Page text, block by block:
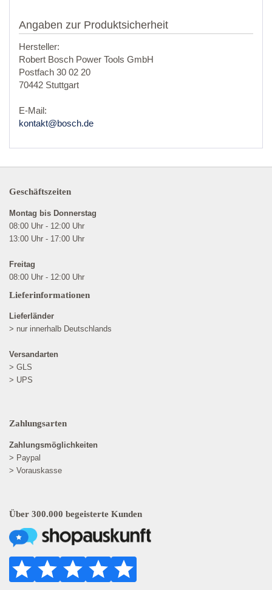
Angaben zur Produktsicherheit
Hersteller:
Robert Bosch Power Tools GmbH
Postfach 30 02 20
70442 Stuttgart
E-Mail:
kontakt@bosch.de
Geschäftszeiten
Montag bis Donnerstag
08:00 Uhr - 12:00 Uhr
13:00 Uhr - 17:00 Uhr
Freitag
08:00 Uhr - 12:00 Uhr
Lieferinformationen
Lieferländer
> nur innerhalb Deutschlands
Versandarten
> GLS
> UPS
Zahlungsarten
Zahlungsmöglichkeiten
> Paypal
> Vorauskasse
Über 300.000 begeisterte Kunden